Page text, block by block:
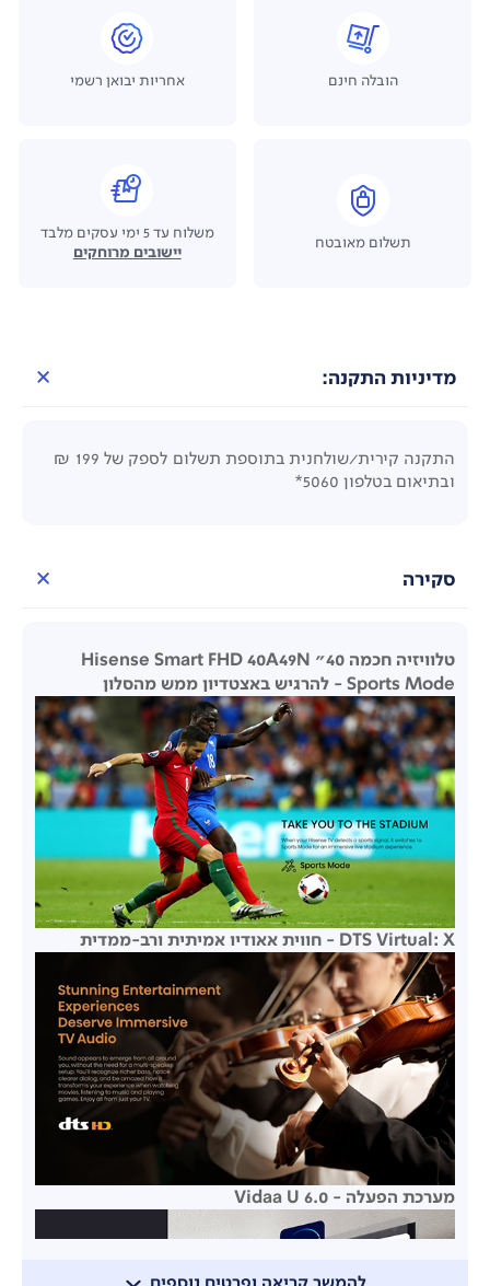
הובלה חינם אחריות יבואן רשמי
תשלום מאובטח
משלוח עד 5 ימי עסקים מלבד
יישובים מרוחקים
מדיניות התקנה:
התקנה קירית/שולחנית בתוספת תשלום לספק של 199
₪
ובתיאום בטלפון 5060
*
סקירה
טלוויזיה חכמה 40" Hisense Smart FHD 40A49N
Sports Mode - להרגיש באצטדיון ממש מהסלון
DTS Virtual: X - חווית אאודיו אמיתית ורב-ממדית
מערכת הפעלה - Vidaa U 6.0